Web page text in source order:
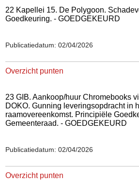
22 Kapellei 15. De Polygoon.
Goedkeuring. - GOEDGEKEURD
Publicatiedatum: 02/04/2026
Overzicht punten
23 GIB. Aankoop/huur Chromebooks
DOKO. Gunning leveringsopdracht in
raamovereenkomst. Principiële
Gemeenteraad. - GOEDGEKEURD
Publicatiedatum: 02/04/2026
Overzicht punten